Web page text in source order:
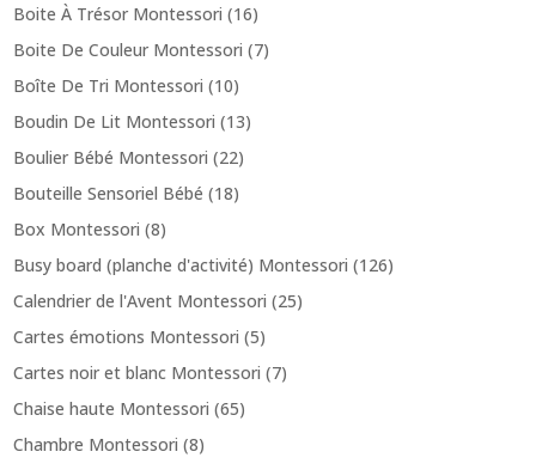
Boite À Trésor Montessori (16)
Boite De Couleur Montessori (7)
Boîte De Tri Montessori (10)
Boudin De Lit Montessori (13)
Boulier Bébé Montessori (22)
Bouteille Sensoriel Bébé (18)
Box Montessori (8)
Busy board (planche d'activité) Montessori (126)
Calendrier de l'Avent Montessori (25)
Cartes émotions Montessori (5)
Cartes noir et blanc Montessori (7)
Chaise haute Montessori (65)
Chambre Montessori (8)